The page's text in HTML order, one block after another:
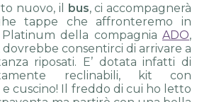
nuovo, il bus, ci accompagnerà
tappe che affronteremo in
della compagnia ADO,
dovrebbe consentirci di arrivare a
riposati. E’ dotata infatti di
reclinabili, kit con
cuscino! Il freddo di cui ho letto